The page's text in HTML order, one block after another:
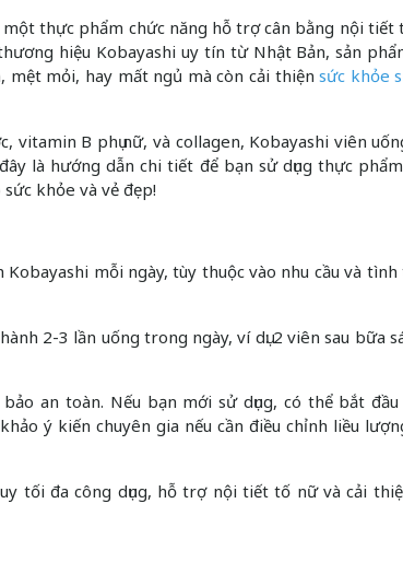
thực phẩm chức năng hỗ trợ cân bằng nội tiết
hiệu Kobayashi uy tín từ Nhật Bản, sản
mệt mỏi, hay mất ngủ mà còn cải thiệnsức khỏe
vitamin B phụ nữ, và collagen, Kobayashi viên
là hướng dẫn chi tiết để bạn sử dụng thực
khỏe và vẻ đẹp!
mỗi ngày, tùy thuộc vào nhu cầu và
2-3 lần uống trong ngày, ví dụ: 2 viên sau bữa
an toàn. Nếu bạn mới sử dụng, có thể bắt
ý kiến chuyên gia nếu cần điều chỉnh liều
tối đa công dụng, hỗ trợ nội tiết tố nữ và cải